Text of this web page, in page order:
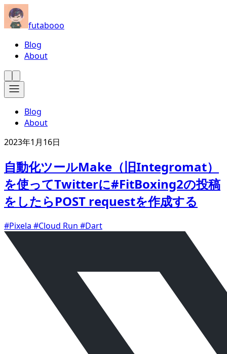
futabooo
Blog
About
Blog
About
2023年1月16日
自動化ツールMake（旧Integromat）
を使ってTwitterに#FitBoxing2の投稿
をしたらPOST requestを作成する
#Pixela #Cloud Run #Dart